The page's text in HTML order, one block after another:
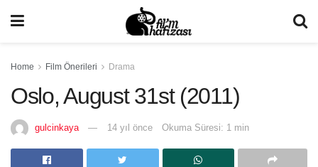
Home Film Önerileri Drama
Oslo, August 31st (2011)
gulcinkaya 14 yıl önce Okuma Süresi: 1 min